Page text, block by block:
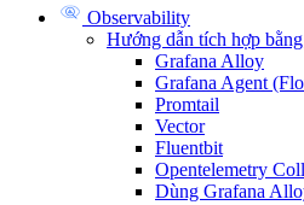
Observability
Hướng dẫn tích hợp
Grafana Alloy
Grafana Agent
Promtail
Vector
Fluentbit
Opentelemetry
Dùng Grafana